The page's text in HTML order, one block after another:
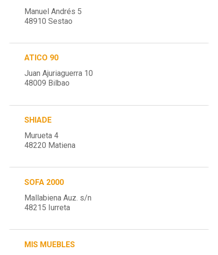
Manuel Andrés 5
48910 Sestao
ATICO 90
Juan Ajuriaguerra 10
48009 Bilbao
SHIADE
Murueta 4
48220 Matiena
SOFA 2000
Mallabiena Auz. s/n
48215 Iurreta
MIS MUEBLES